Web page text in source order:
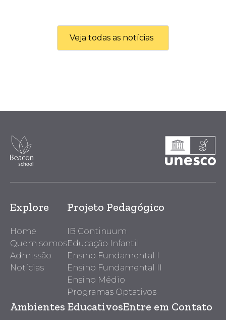
Veja todas as notícias
Explore
Home
Quem somos
Admissão
Notícias
Projeto Pedagógico
IB Continuum
Educação Infantil
Ensino Fundamental I
Ensino Fundamental II
Ensino Médio
Programas Optativos
Ambientes EducativosEntre em Contato